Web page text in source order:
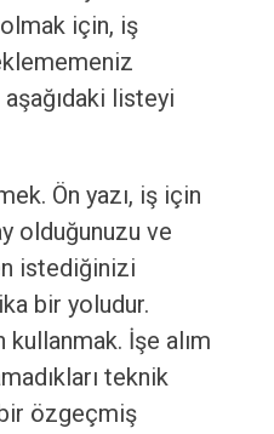
olmak için, iş
listeyi
Ön yazı, iş için
olduğunuzu ve
istediğinizi
bir yoludur.
İşe alım
teknik
özgeçmiş